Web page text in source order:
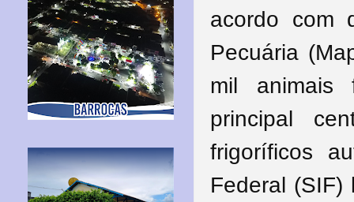
acordo com
Pecuária
mil animais
principal
frigoríficos
Federal (SIF)